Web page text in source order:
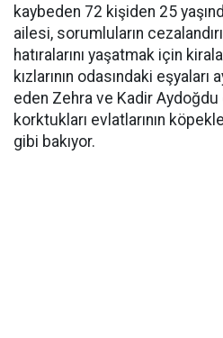
kaybeden 72 kişiden 25
ailesi, sorumluların
hatıralarını yaşatmak için
kızlarının odasındaki
eden Zehra ve Kadir
korktukları evlatlarının
gibi bakıyor.